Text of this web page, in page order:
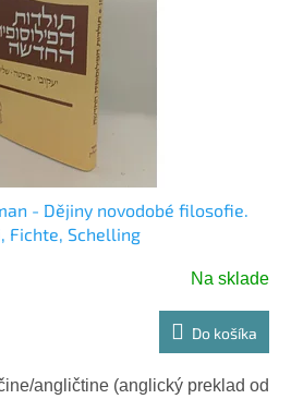
- Dějiny novodobé filosofie.
Fichte, Schelling
Na sklade
Do košíka
angličtine (anglický preklad od